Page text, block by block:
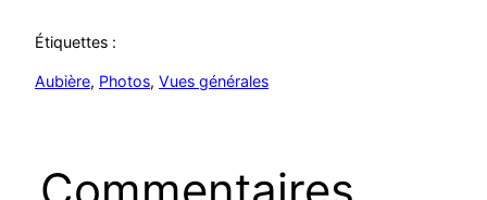
Étiquettes :
Aubière, Photos, Vues générales